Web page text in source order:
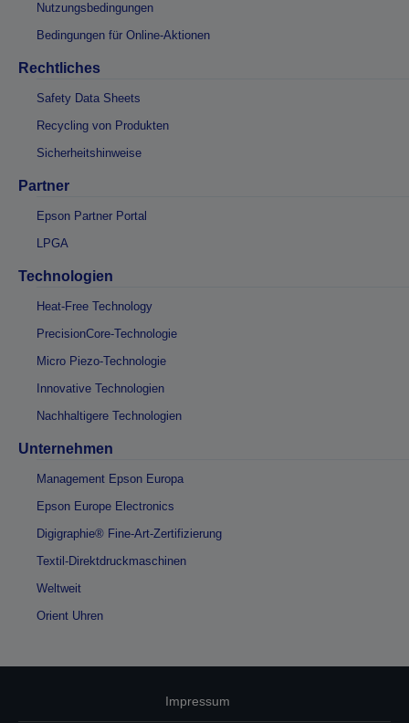
Nutzungsbedingungen
Bedingungen für Online-Aktionen
Rechtliches
Safety Data Sheets
Recycling von Produkten
Sicherheitshinweise
Partner
Epson Partner Portal
LPGA
Technologien
Heat-Free Technology
PrecisionCore-Technologie
Micro Piezo-Technologie
Innovative Technologien
Nachhaltigere Technologien
Unternehmen
Management Epson Europa
Epson Europe Electronics
Digigraphie® Fine-Art-Zertifizierung
Textil-Direktdruckmaschinen
Weltweit
Orient Uhren
Impressum